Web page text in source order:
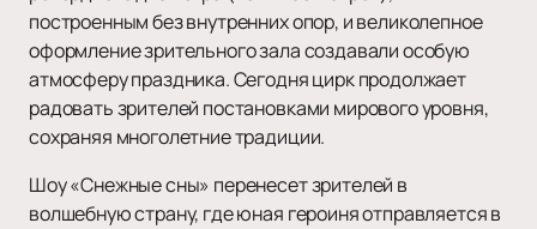
построенным без внутренних опор, и великолепное
оформление зрительного зала создавали особую
атмосферу праздника. Сегодня цирк продолжает
радовать зрителей постановками мирового уровня,
сохраняя многолетние традиции.
Шоу «Снежные сны» перенесет зрителей в
волшебную страну, где юная героиня отправляется в